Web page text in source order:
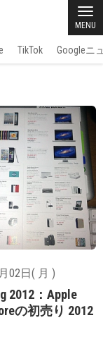
MENU
TikTok Googleニ
02日( 月 )
2012：Apple
の初売り 2012